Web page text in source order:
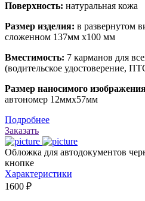
Поверхность: натуральная кожа
Размер изделия: в развернутом
сложенном 137мм х100 мм
Вместимость: 7 карманов для
(водительское удостоверение,
Размер наносимого
автономер 12ммх57мм
Подробнее
Заказать
Обложка для автодокументов
кнопке
Характеристики
1600 ₽